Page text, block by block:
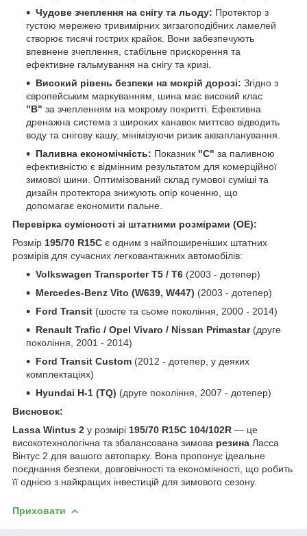
Чудове зчеплення на снігу та льоду: Протектор з
густою мережею тривимірних зигзагоподібних ламелей
створює тисячі гострих крайок. Вони забезпечують
впевнене зчеплення, стабільне прискорення та
ефективне гальмування на снігу та кризі.
Високий рівень безпеки на мокрій дорозі: Згідно з
європейським маркуванням, шина має високий клас
"B" за зчепленням на мокрому покритті. Ефективна
дренажна система з широких канавок миттєво відводить
воду та снігову кашу, мінімізуючи ризик аквапланування.
Паливна економічність: Показник "C" за паливною
ефективністю є відмінним результатом для комерційної
зимової шини. Оптимізований склад гумової суміші та
дизайн протектора знижують опір коченню, що
допомагає економити пальне.
Перевірка сумісності зі штатними розмірами (ОЕ):
Розмір 195/70 R15C є одним з найпоширеніших штатних
розмірів для сучасних легковантажних автомобілів:
Volkswagen Transporter T5 / T6 (2003 - дотепер)
Mercedes-Benz Vito (W639, W447) (2003 - дотепер)
Ford Transit (шосте та сьоме покоління, 2000 - 2014)
Renault Trafic / Opel Vivaro / Nissan Primastar(друге
покоління, 2001 - 2014)
Ford Transit Custom (2012 - дотепер, у деяких
комплектаціях)
Hyundai H-1 (TQ) (друге покоління, 2007 - дотепер)
Висновок:
Lassa Wintus 2 у розмірі 195/70 R15C 104/102R — це
високотехнологічна та збалансована зимова резина Ласса
Вінтус 2 для вашого автопарку. Вона пропонує ідеальне
поєднання безпеки, довговічності та економічності, що робить
її однією з найкращих інвестицій для зимового сезону.
Приховати